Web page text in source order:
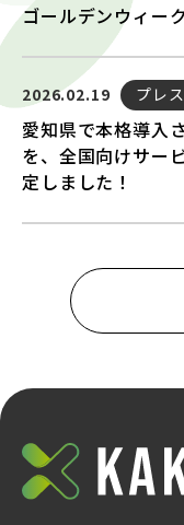
ゴールデンウィー
2026.02.19 プレ
愛知県で本格導入
を、全国向けサー
定しました！